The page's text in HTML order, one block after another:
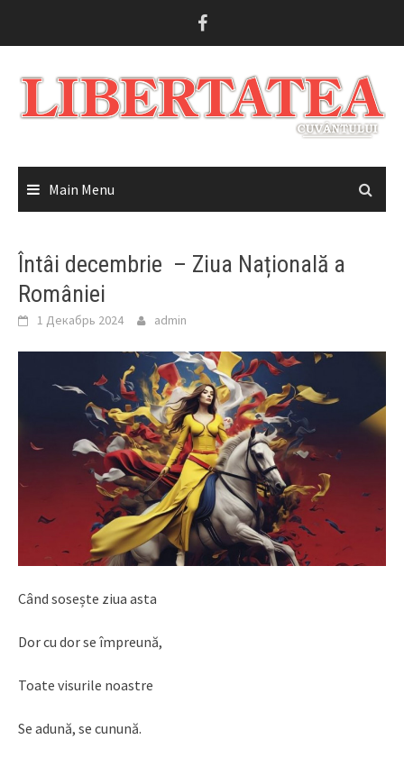
Main Menu
Întâi decembrie – Ziua Națională a
României
1 Декабрь 2024 admin
Când sosește ziua asta
Dor cu dor se împreună,
Toate visurile noastre
Se adună, se cunună.